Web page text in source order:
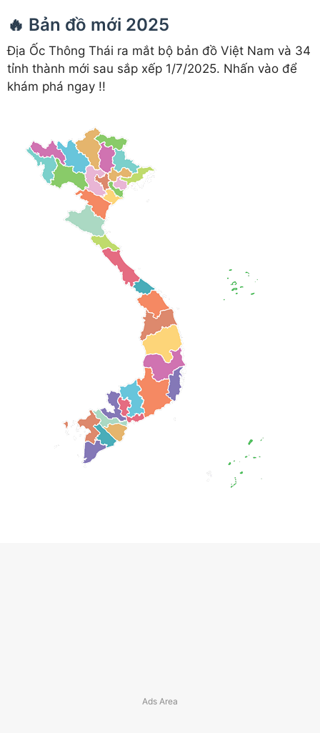
🔥 Bản đồ mới 2025
Địa Ốc Thông Thái ra mắt bộ bản đồ Việt Nam và 34
tỉnh thành mới sau sắp xếp 1/7/2025. Nhấn vào để
khám phá ngay !!